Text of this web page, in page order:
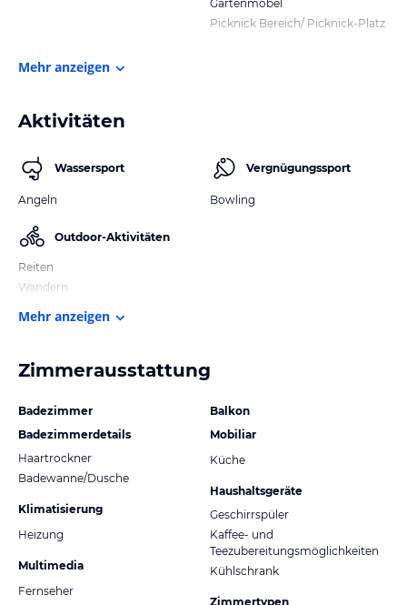
Gartenmöbel
Picknick Bereich/ Picknick-Platz
Mehr anzeigen
Aktivitäten
Wassersport
Angeln
Outdoor-Aktivitäten
Reiten
Wandern
Vergnügungssport
Bowling
Mehr anzeigen
Zimmerausstattung
Badezimmer
Badezimmerdetails
Haartrockner
Badewanne/Dusche
Klimatisierung
Heizung
Multimedia
Fernseher
Balkon
Mobiliar
Küche
Haushaltsgeräte
Geschirrspüler
Kaffee- und
Teezubereitungsmöglichkeiten
Kühlschrank
Zimmertypen